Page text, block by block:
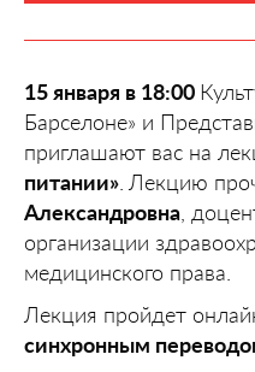
15 января в 18:00
Барселоне» и
приглашают вас на
питании» Лекцию
Александровна ,
организации
медицинского права.
Лекция пройдет
синхронным